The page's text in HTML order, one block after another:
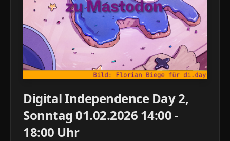
Digital Independence Day 2,
Sonntag 01.02.2026 14:00 -
18:00 Uhr